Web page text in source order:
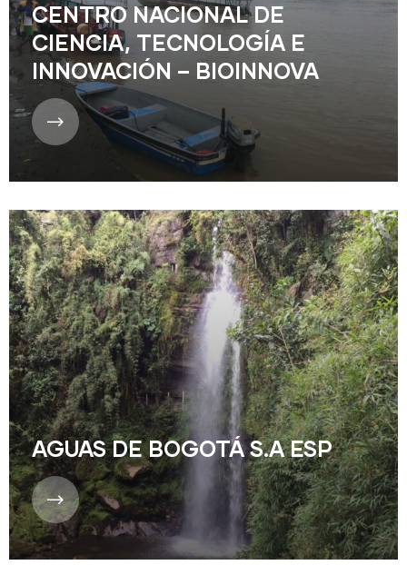
CENTRO NACIONAL DE
CIENCIA, TECNOLOGÍA E
INNOVACIÓN – BIOINNOVA
AGUAS DE BOGOTÁ S.A ESP